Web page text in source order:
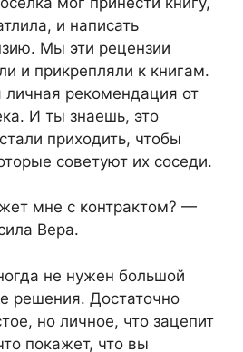
и написать
Мы эти рецензии
и прикрепляли к книгам.
личная рекомендация от
И ты знаешь, это
приходить, чтобы
советуют их соседи.
мне с контрактом? —
Вера.
не нужен большой
решения. Достаточно
но личное, что зацепит
покажет, что вы